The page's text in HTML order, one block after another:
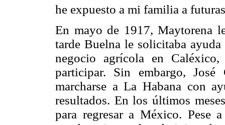
he expuesto a mi familia a
En mayo de 1917, Maytorena
tarde Buelna le solicitaba
negocio agrícola en
participar. Sin embargo,
marcharse a La Habana con
resultados. En los últimos
para regresar a México. Pese